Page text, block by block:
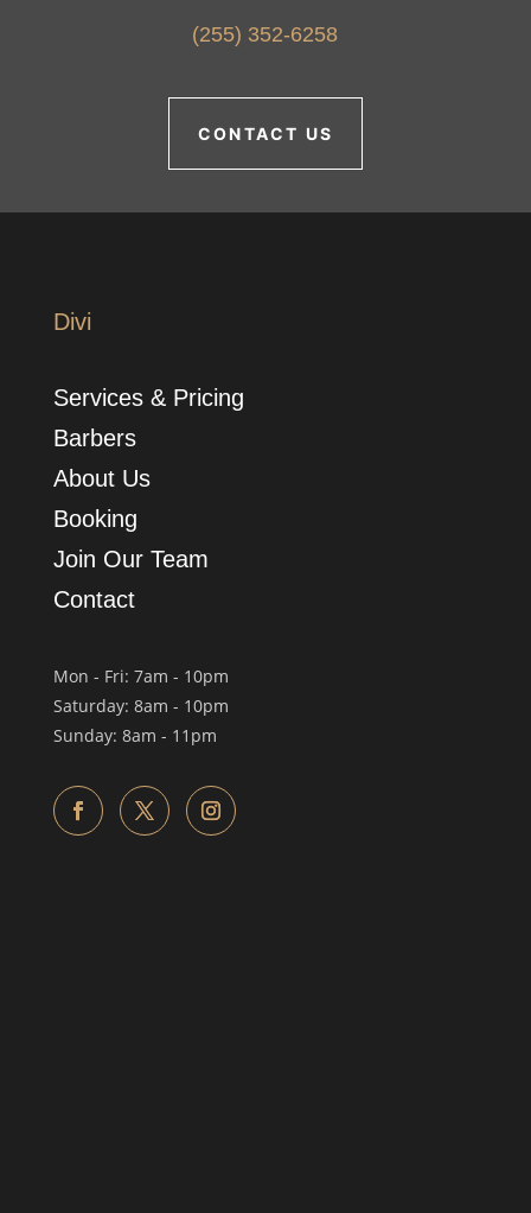
(255) 352-6258
CONTACT US
Divi
Services & Pricing
Barbers
About Us
Booking
Join Our Team
Contact
Mon - Fri: 7am - 10pm
​​Saturday: 8am - 10pm
​Sunday: 8am - 11pm